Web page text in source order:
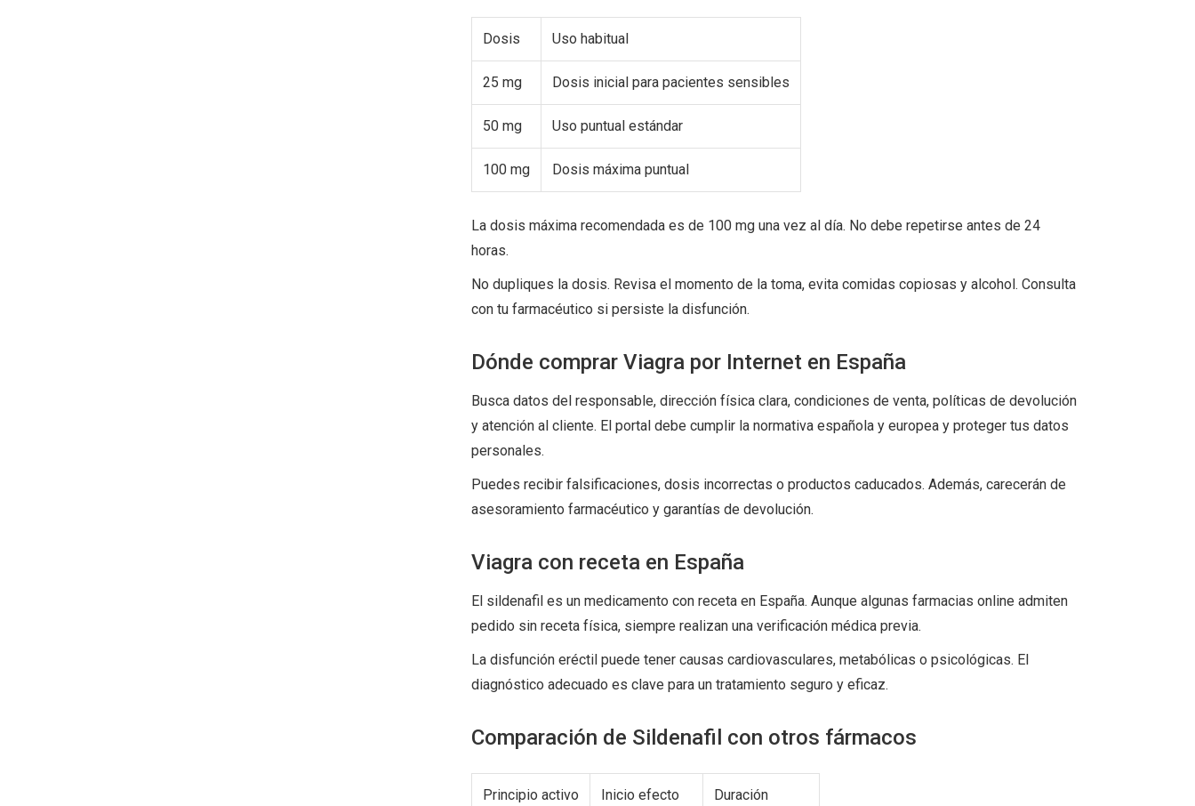
Dosis Uso habitual
25 mg Dosis inicial para pacientes sensibles
50 mg Uso puntual estándar
100 mg Dosis máxima puntual
La dosis máxima recomendada es de 100 mg una vez al día. No debe repetirse antes de 24
horas.
No dupliques la dosis. Revisa el momento de la toma, evita comidas copiosas y alcohol. Consulta
con tu farmacéutico si persiste la disfunción.
Dónde comprar Viagra por Internet en España
Busca datos del responsable, dirección física clara, condiciones de venta, políticas de devolución
y atención al cliente. El portal debe cumplir la normativa española y europea y proteger tus datos
personales.
Puedes recibir falsificaciones, dosis incorrectas o productos caducados. Además, carecerán de
asesoramiento farmacéutico y garantías de devolución.
Viagra con receta en España
El sildenafil es un medicamento con receta en España. Aunque algunas farmacias online admiten
pedido sin receta física, siempre realizan una verificación médica previa.
La disfunción eréctil puede tener causas cardiovasculares, metabólicas o psicológicas. El
diagnóstico adecuado es clave para un tratamiento seguro y eficaz.
Comparación de Sildenafil con otros fármacos
Principio activo Inicio efecto Duración